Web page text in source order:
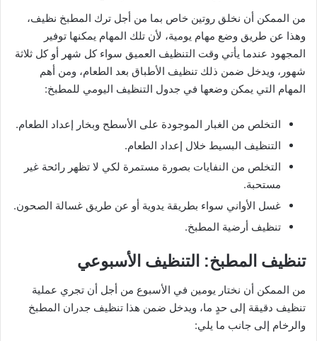
من الممكن أن نخلق روتين خاص بما من أجل ترك المطبخ نظيف،
وهذا عن طريق وضع مهام يومية، لأن تلك المهام يمكنها توفير
المجهود عندما يأتي وقت التنظيف العميق سواء كل شهر أو كل ثلاثة
شهور، ويدخل ضمن ذلك تنظيف الأطباق بعد الطعام، ومن أهم
المهام التي يمكن وضعها في جدول التنظيف اليومي للمطبخ:
التخلص من الغبار الموجودة على الأسطح وبخار إعداد الطعام.
التنظيف البسيط خلال إعداد الطعام.
التخلص من النفايات بصورة مستمرة لكي لا تظهر رائحة غير
مستحبة.
غسل الأواني سواء بطريقة يدوية أو عن طريق غسالة الصحون.
تنظيف أرضية المطبخ.
تنظيف المطبخ: التنظيف الأسبوعي
من الممكن أن نختار يومين في الأسبوع من أجل أن تجري عملية
تنظيف دقيقة إلى حدٍ ما، ويدخل ضمن هذا تنظيف جدران المطبخ
والرخام إلى جانب ما يلي: